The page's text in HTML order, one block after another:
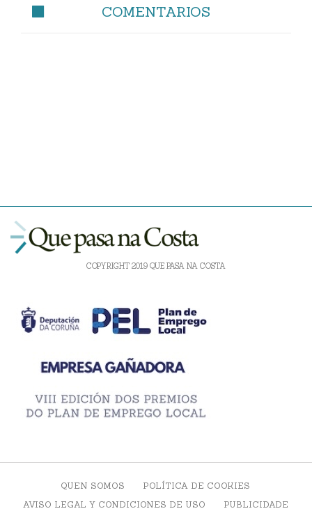
COMENTARIOS
COPYRIGHT 2019 QUE PASA NA COSTA
QUEN SOMOS
POLÍTICA DE COOKIES
AVISO LEGAL Y CONDICIONES DE USO
PUBLICIDADE